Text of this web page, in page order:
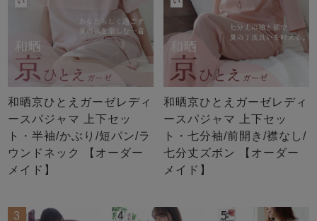
和晒京ひとえガーゼレディ
ースパジャマ 上下セッ
ト・半袖/かぶり/短パン/ラ
ウンドネック 【オーダー
メイド】
和晒京ひとえガーゼレディ
ースパジャマ 上下セッ
ト・七分袖/前開き/襟なし/
七分丈ズボン 【オーダー
メイド】
3 4 5